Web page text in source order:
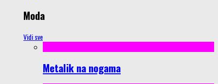
Moda
Vidi sve
Metalik na nogama